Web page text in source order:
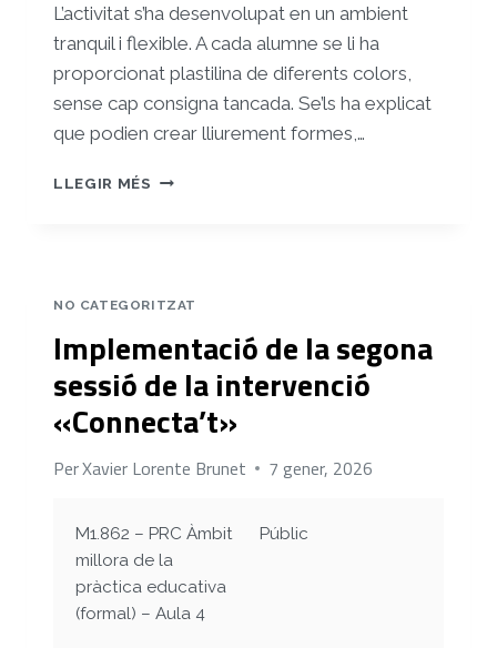
L’activitat s’ha desenvolupat en un ambient
tranquil i flexible. A cada alumne se li ha
proporcionat plastilina de diferents colors,
sense cap consigna tancada. Se’ls ha explicat
que podien crear lliurement formes,…
LLEGIR MÉS IMPLEMENTACIÓ
INTERVENCIÓ
«CONNECTA’T»
NO CATEGORITZAT
Implementació de la segona
sessió de la intervenció
«Connecta’t»
PerXavier Lorente Brunet 7 gener, 2026
M1.862 – PRC Àmbit
millora de la
pràctica educativa
(formal) – Aula 4
Públic